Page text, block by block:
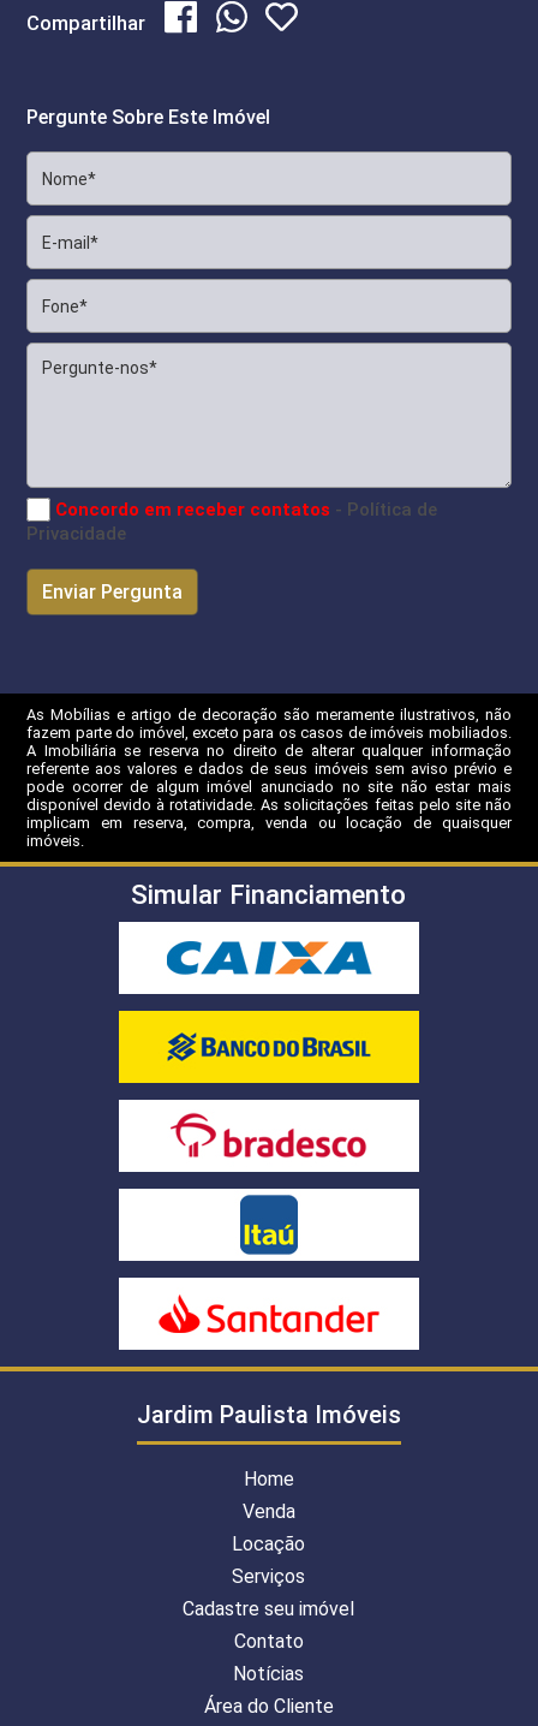
Compartilhar
Pergunte Sobre Este Imóvel
Concordo em receber contatos - Política de
Privacidade
As Mobílias e artigo de decoração são meramente ilustrativos, não
fazem parte do imóvel, exceto para os casos de imóveis mobiliados.
A Imobiliária se reserva no direito de alterar qualquer informação
referente aos valores e dados de seus imóveis sem aviso prévio e
pode ocorrer de algum imóvel anunciado no site não estar mais
disponível devido à rotatividade. As solicitações feitas pelo site não
implicam em reserva, compra, venda ou locação de quaisquer
imóveis.
Simular Financiamento
Jardim Paulista Imóveis
Home
Venda
Locação
Serviços
Cadastre seu imóvel
Contato
Notícias
Área do Cliente